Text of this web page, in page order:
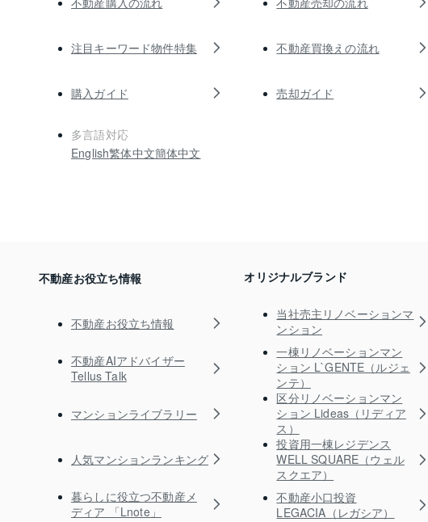
注目キーワード物件特集
購入ガイド
多言語対応
English繁体中文簡体中文
不動産買換えの流れ
売却ガイド
不動産お役立ち情報
不動産お役立ち情報
不動産AIアドバイザー
Tellus Talk
マンションライブラリー
人気マンションランキング
暮らしに役立つ不動産メ
ディア 「Lnote」
オリジナルブランド
当社売主リノベーションマ
ンション
一棟リノベーションマン
ション L`GENTE（ルジェ
ンテ）
区分リノベーションマン
ション Lideas（リディア
ス）
投資用一棟レジデンス
WELL SQUARE（ウェル
スクエア）
不動産小口投資
LEGACIA（レガシア）